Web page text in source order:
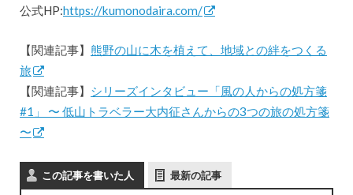
公式HP:https://kumonodaira.com/
【関連記事】 熊野の山に木を植えて、地域との絆をつくる
旅
【関連記事】 シリーズインタビュー「風の人からの処方箋
#1」 〜 低山トラベラー大内征さんからの3つの旅の処方箋
〜
この記事を書いた人 最新の記事